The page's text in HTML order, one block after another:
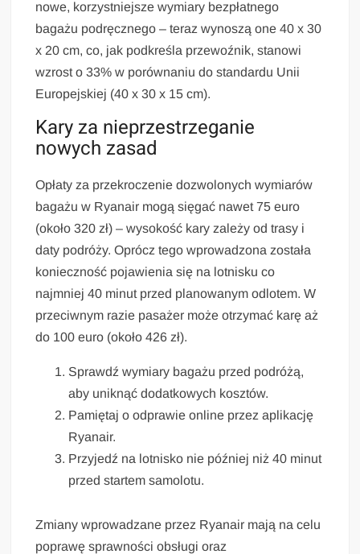
nowe, korzystniejsze wymiary bezpłatnego
bagażu podręcznego – teraz wynoszą one 40 x 30
x 20 cm, co, jak podkreśla przewoźnik, stanowi
wzrost o 33% w porównaniu do standardu Unii
Europejskiej (40 x 30 x 15 cm).
Kary za nieprzestrzeganie
nowych zasad
Opłaty za przekroczenie dozwolonych wymiarów
bagażu w Ryanair mogą sięgać nawet 75 euro
(około 320 zł) – wysokość kary zależy od trasy i
daty podróży. Oprócz tego wprowadzona została
konieczność pojawienia się na lotnisku co
najmniej 40 minut przed planowanym odlotem. W
przeciwnym razie pasażer może otrzymać karę aż
do 100 euro (około 426 zł).
Sprawdź wymiary bagażu przed podróżą,
aby uniknąć dodatkowych kosztów.
Pamiętaj o odprawie online przez aplikację
Ryanair.
Przyjedź na lotnisko nie później niż 40 minut
przed startem samolotu.
Zmiany wprowadzane przez Ryanair mają na celu
poprawę sprawności obsługi oraz